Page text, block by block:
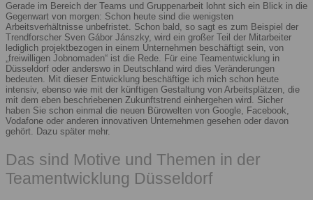
Gerade im Bereich der Teams und Gruppenarbeit lohnt sich ein Blick in die
Gegenwart von morgen: Schon heute sind die wenigsten
Arbeitsverhältnisse unbefristet. Schon bald, so sagt es zum Beispiel der
Trendforscher Sven Gábor Jánszky, wird ein großer Teil der Mitarbeiter
lediglich projektbezogen in einem Unternehmen beschäftigt sein, von
„freiwilligen Jobnomaden“ ist die Rede. Für eine Teamentwicklung in
Düsseldorf oder anderswo in Deutschland wird dies Veränderungen
bedeuten. Mit dieser Entwicklung beschäftige ich mich schon heute
intensiv, ebenso wie mit der künftigen Gestaltung von Arbeitsplätzen, die
mit dem eben beschriebenen Zukunftstrend einhergehen wird. Sicher
haben Sie schon einmal die neuen Bürowelten von Google, Facebook,
Vodafone oder anderen innovativen Unternehmen gesehen oder davon
gehört. Dazu später mehr.
Das sind Motive und Themen in der
Teamentwicklung Düsseldorf